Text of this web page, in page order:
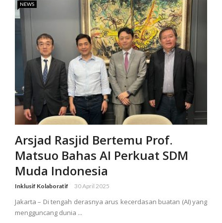
NEWS
Arsjad Rasjid Bertemu Prof.
Matsuo Bahas AI Perkuat SDM
Muda Indonesia
Inklusif Kolaboratif 30 April 2025
Jakarta – Di tengah derasnya arus kecerdasan buatan (AI) yang
mengguncang dunia ...